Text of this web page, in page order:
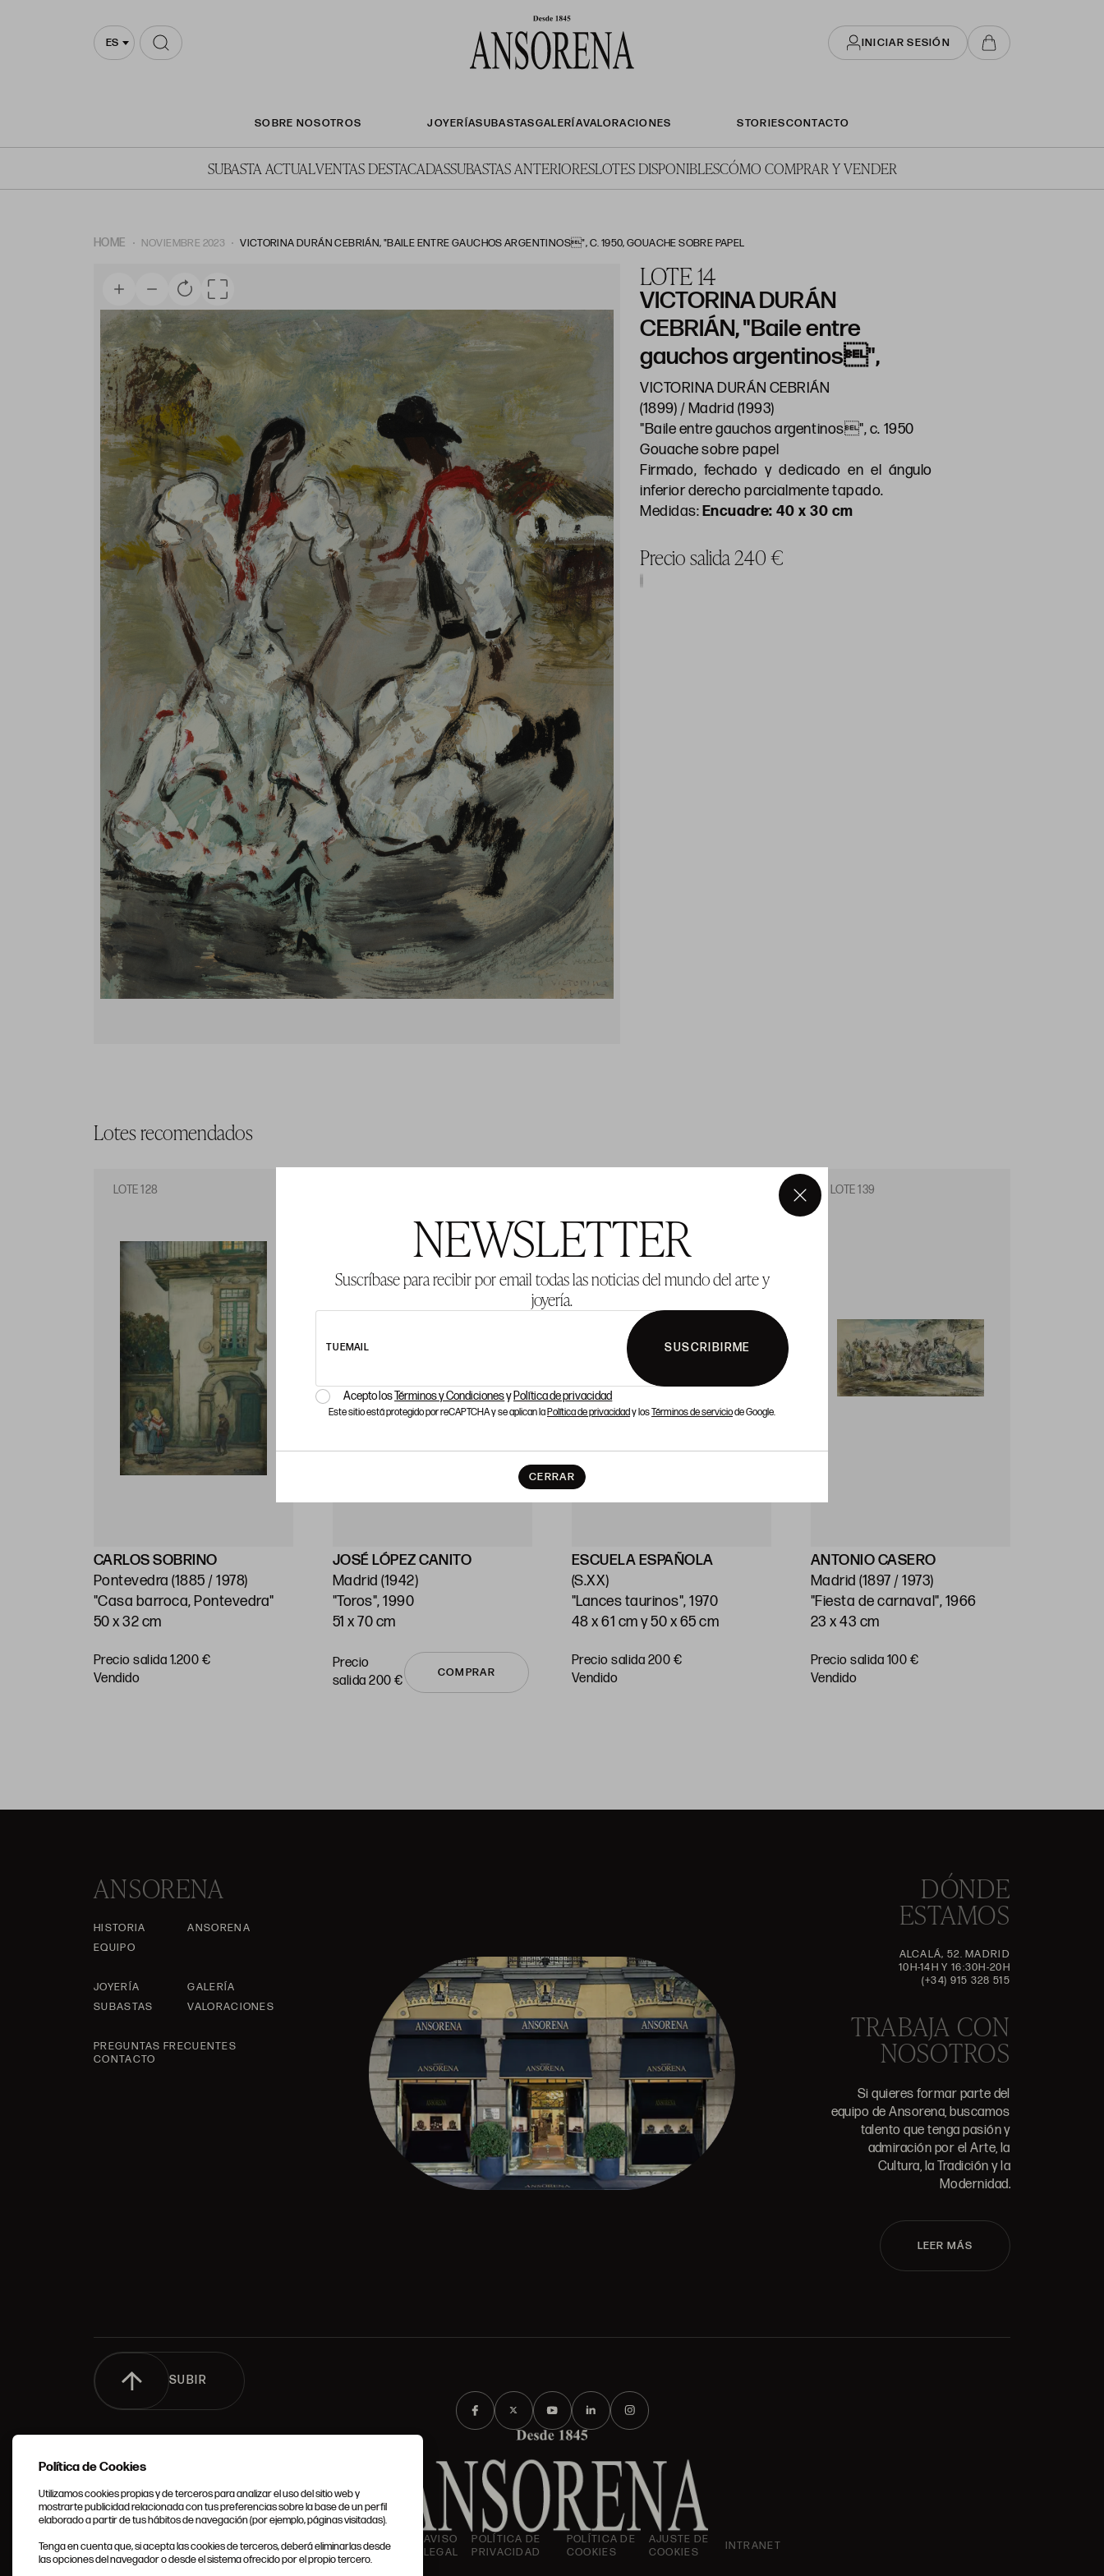
NEWSLETTER
Suscríbase para recibir por email todas las noticias del mundo del arte y
joyería.
TU EMAIL SUSCRIBIRME
Acepto losTérminos y Condicionesy Política de privacidad
Este sitio está protegido por reCAPTCHA y se aplican laPolítica de privacidady losTérminos de serviciode Google.
CERRAR
×
ES INICIAR SESIÓN
SOBRE NOSOTROS JOYERÍASUBASTASGALERÍAVALORACIONES STORIESCONTACTO
SUBASTA ACTUALVENTAS DESTACADASSUBASTAS ANTERIORESLOTES DISPONIBLESCÓMO COMPRAR Y VENDER
HOME NOVIEMBRE 2023 VICTORINA DURÁN CEBRIÁN, "BAILE ENTRE GAUCHOS ARGENTINOS", C. 1950, GOUACHE SOBRE PAPEL
LOTE 14
VICTORINA DURÁN
CEBRIÁN, "Baile entre
gauchos argentinos",
VICTORINA DURÁN CEBRIÁN
(1899) / Madrid (1993)
"Baile entre gauchos argentinos", c. 1950
Gouache sobre papel
Firmado, fechado y dedicado en el ángulo
inferior derecho parcialmente tapado.
Medidas: Encuadre: 40 x 30 cm
Precio salida 240 €
Lotes recomendados
LOTE 128
CARLOS SOBRINO
Pontevedra (1885 / 1978)
"Casa barroca, Pontevedra"
50 x 32 cm
Precio salida 1.200 €
vendido
JOSÉ LÓPEZ CANITO
Madrid (1942)
"Toros", 1990
51 x 70 cm
Precio
salida 200 €
COMPRAR
ESCUELA ESPAÑOLA
(S.XX)
"Lances taurinos", 1970
48 x 61 cm y 50 x 65 cm
Precio salida 200 €
vendido
LOTE 139
ANTONIO CASERO
Madrid (1897 / 1973)
"Fiesta de carnaval", 1966
23 x 43 cm
Precio salida 100 €
vendido
ANSORENA
HISTORIA
ANSORENA
EQUIPO
JOYERÍA
GALERÍA
SUBASTAS
VALORACIONES
PREGUNTAS FRECUENTES
CONTACTO
DÓNDE
ESTAMOS
ALCALÁ, 52. MADRID
10H-14H Y 16:30H-20H
(+34) 915 328 515
TRABAJA CON
NOSOTROS
Si quieres formar parte del
equipo de Ansorena, buscamos
talento que tenga pasión y
admiración por el Arte, la
Cultura, la Tradición y la
Modernidad.
LEER MÁS
SUBIR
GENERALES
AVISO
LEGAL
POLÍTICA DE
PRIVACIDAD
POLÍTICA DE
COOKIES
AJUSTE DE
COOKIES
INTRANET
Política de Cookies
Utilizamos cookies propias y de terceros para analizar el uso del sitio web y
mostrarte publicidad relacionada con tus preferencias sobre la base de un perfil
elaborado a partir de tus hábitos de navegación (por ejemplo, páginas visitadas).
Tenga en cuenta que, si acepta las cookies de terceros, deberá eliminarlas desde
las opciones del navegador o desde el sistema ofrecido por el propio tercero.